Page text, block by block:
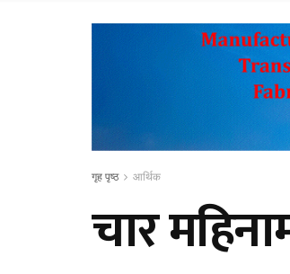
गृह पृष्ठ आर्थिक
चार